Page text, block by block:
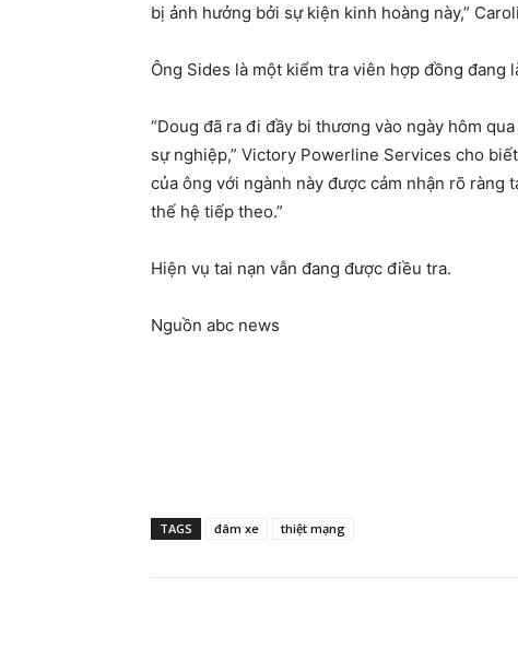
bị ảnh hưởng bởi sự kiện kinh hoàng này,”
Ông Sides là một kiểm tra viên hợp đồng
“Doug đã ra đi đầy bi thương vào ngày hôm
sự nghiệp,” Victory Powerline Services cho
của ông với ngành này được cảm nhận rõ
thế hệ tiếp theo.”
Hiện vụ tai nạn vẫn đang được điều tra.
Nguồn abc news
TAGS đâm xe thiệt mạng